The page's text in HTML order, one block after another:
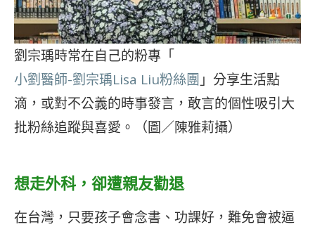
劉宗瑀時常在自己的粉專「
小劉醫師-劉宗瑀Lisa Liu粉絲團 」分享生活點
滴，或對不公義的時事發言，敢言的個性吸引大
批粉絲追蹤與喜愛。（圖／陳雅莉攝）
想走外科，卻遭親友勸退
在台灣，只要孩子會念書、功課好，難免會被逼